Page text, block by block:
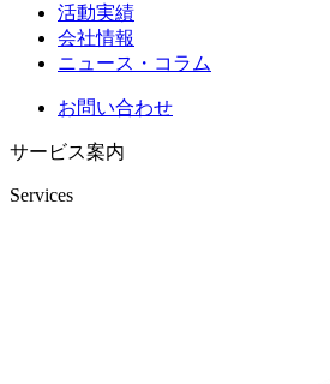
活動実績
会社情報
ニュース・コラム
お問い合わせ
サービス案内
Services